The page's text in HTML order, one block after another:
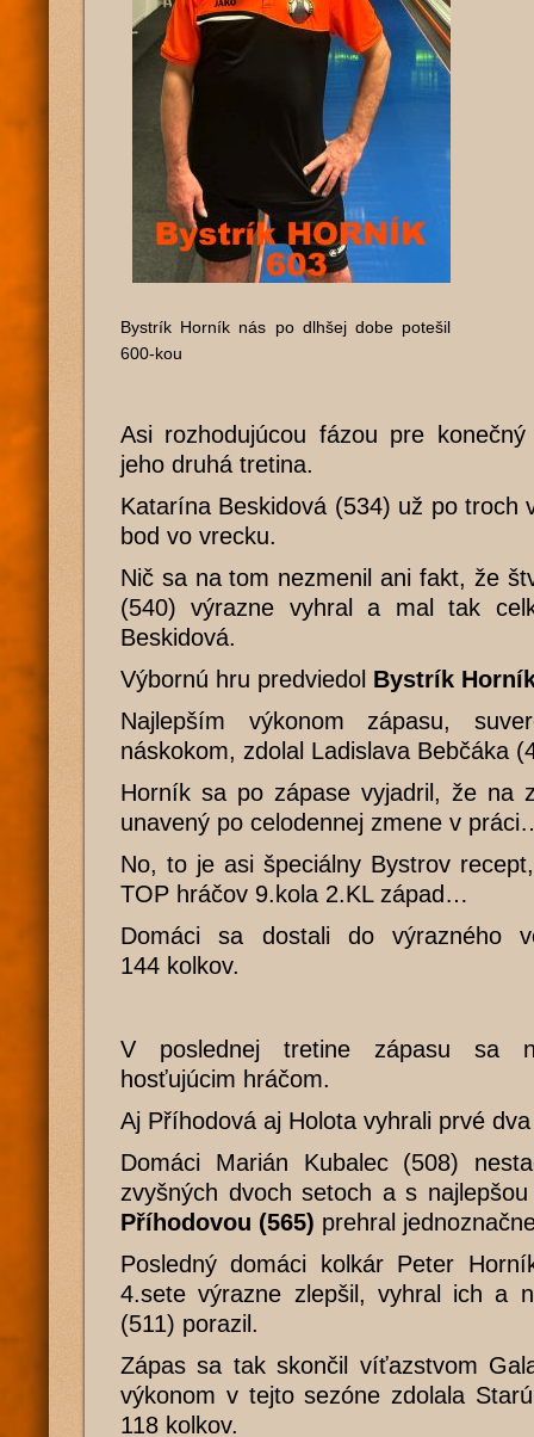
Bystrík Horník nás po dlhšej dobe potešil
600-kou
Asi rozhodujúcou fázou pre
jeho druhá tretina.
Katarína Beskidová (534) už po troch
bod vo vrecku.
Nič sa na tom nezmenil ani fakt, že
(540) výrazne vyhral a mal tak
Beskidová.
Výbornú hru predviedol Bystrík
Najlepším výkonom zápasu,
náskokom, zdolal Ladislava Bebčáka
Horník sa po zápase vyjadril, že na
unavený po celodennej zmene v
No, to je asi špeciálny Bystrov
TOP hráčov 9.kola 2.KL západ…
Domáci sa dostali do výrazného
144 kolkov.
V poslednej tretine zápasu sa
hosťujúcim hráčom.
Aj Příhodová aj Holota vyhrali prvé
Domáci Marián Kubalec (508)
zvyšných dvoch setoch a s
Příhodovou (565) prehral
Posledný domáci kolkár Peter
4.sete výrazne zlepšil, vyhral ich a
(511) porazil.
Zápas sa tak skončil víťazstvom
výkonom v tejto sezóne zdolala
118 kolkov.